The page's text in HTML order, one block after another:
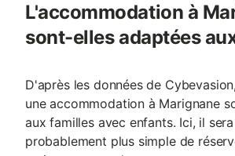
L'accommodation à
sont-elles adaptées
D'après les données de
une accommodation à Marignane
aux familles avec enfants. Ici, il
probablement plus simple de